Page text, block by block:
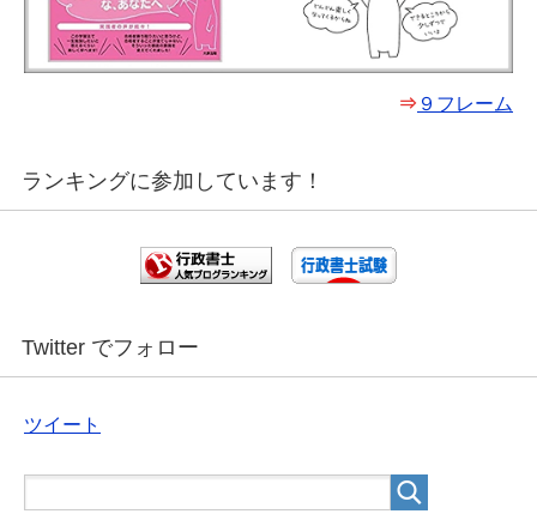
⇒ ９フレーム
ランキングに参加しています！
Twitter でフォロー
ツイート